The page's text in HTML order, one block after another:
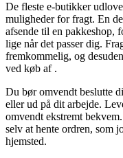
De fleste e-butikker
muligheder for fragt. En
afsende til en pakkeshop,
lige når det passer dig.
fremkommelig, og
ved køb af .
Du bør omvendt beslutte
eller ud på dit arbejde.
omvendt ekstremt
selv at hente ordren, som
hjemsted.